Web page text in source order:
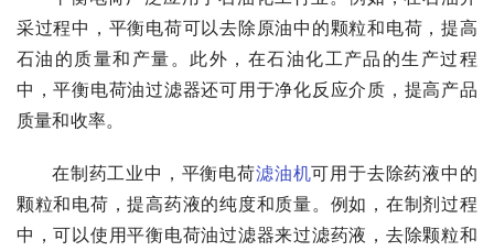
采过程中，平衡电荷可以去除原油中的颗粒和电荷，提高
石油的质量和产量。此外，在石油化工产品的生产过程
中，平衡电荷油过滤器还可用于净化反应介质，提高产品
质量和收率。
在制药工业中，平衡电荷滤油机可用于去除药液中的
颗粒和电荷，提高药液的纯度和质量。例如，在制剂过程
中，可以使用平衡电荷油过滤器来过滤药液，去除颗粒和